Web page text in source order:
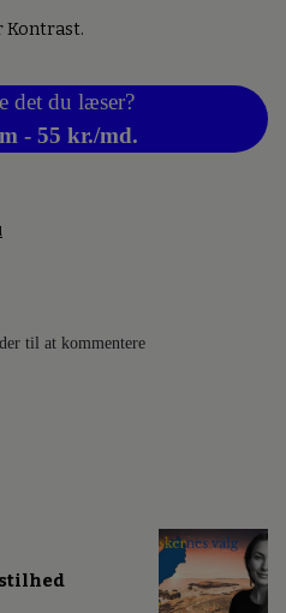
Kontrast.
det du læser?
- 55 kr./md.
til at kommentere